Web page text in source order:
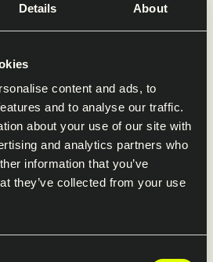
Details About
content and ads, to
and to analyse our traffic.
about your use of our site with
and analytics partners who
information that you’ve
they’ve collected from your use
är byggda för att skydda liv.
och icke-energidämpande
skadeverkningar vid
vid vägar för både
Med integrerad design,
ett långsiktigt servicefokus